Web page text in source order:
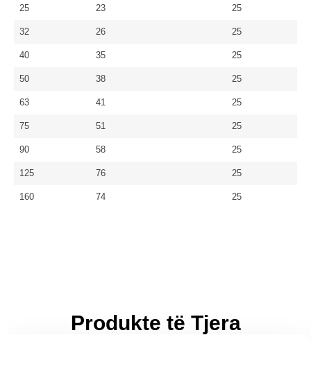
25 23 25
32 26 25
40 35 25
50 38 25
63 41 25
75 51 25
90 58 25
125 76 25
160 74 25
Produkte të Tjera